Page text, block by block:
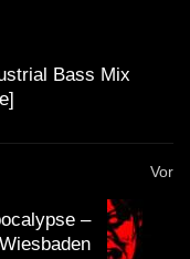
Bass Mix
Vor
–